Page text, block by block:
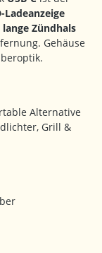
Ladeanzeige
Zündhals
Gehäuse
Alternative
Grill &